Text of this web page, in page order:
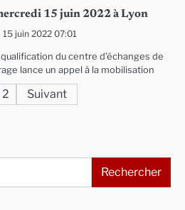
15 juin 2022 à Lyon
juin 2022 07:01
du centre d’échanges de
lance un appel à la mobilisation
2 Suivant
Rechercher